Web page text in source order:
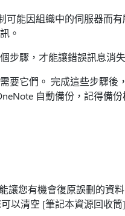
可能因組織中的伺服器而有
。
步驟，才能讓錯誤訊息消失
要它們。 完成這些步驟後
自動備份，記得備
讓您有機會復原誤刪的資
以清空 [筆記本資源回收